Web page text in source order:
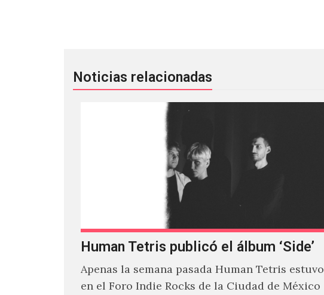
Noticias relacionadas
Human Tetris publicó el álbum ‘Side’
Apenas la semana pasada Human Tetris estuvo
en el Foro Indie Rocks de la Ciudad de México